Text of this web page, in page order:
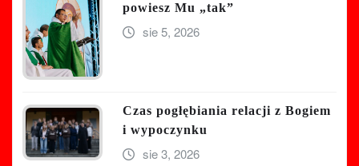
powiesz Mu „tak”
sie 5, 2026
Czas pogłębiania relacji z Bogiem
i wypoczynku
sie 3, 2026